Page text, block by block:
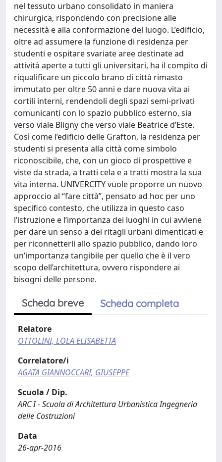
nel tessuto urbano consolidato in maniera
chirurgica, rispondendo con precisione alle
necessità e alla conformazione del luogo. L’edificio,
oltre ad assumere la funzione di residenza per
studenti e ospitare svariate aree destinate ad
attività aperte a tutti gli universitari, ha il compito di
riqualificare un piccolo brano di città rimasto
immutato per oltre 50 anni e dare nuova vita ai
cortili interni, rendendoli degli spazi semi-privati
comunicanti con lo spazio pubblico esterno, sia
verso viale Bligny che verso viale Beatrice d’Este.
Così come l’edificio delle Grafton, la residenza per
studenti si presenta alla città come simbolo
riconoscibile, che, con un gioco di prospettive e
viste da strada, a tratti cela e a tratti mostra la sua
vita interna. UNIVERCITY vuole proporre un nuovo
approccio al “fare città”, pensato ad hoc per uno
specifico contesto, che utilizza in questo caso
l’istruzione e l’importanza dei luoghi in cui avviene
per dare un senso a dei ritagli urbani dimenticati e
per riconnetterli allo spazio pubblico, dando loro
un’importanza tangibile per quello che è il vero
scopo dell’architettura, ovvero rispondere ai
bisogni delle persone.
Scheda breve Scheda completa
Relatore
OTTOLINI, LOLA ELISABETTA
Correlatore/i
AGATA GIANNOCCARI, GIUSEPPE
Scuola / Dip.
ARC I - Scuola di Architettura Urbanistica Ingegneria
delle Costruzioni
Data
26-apr-2016